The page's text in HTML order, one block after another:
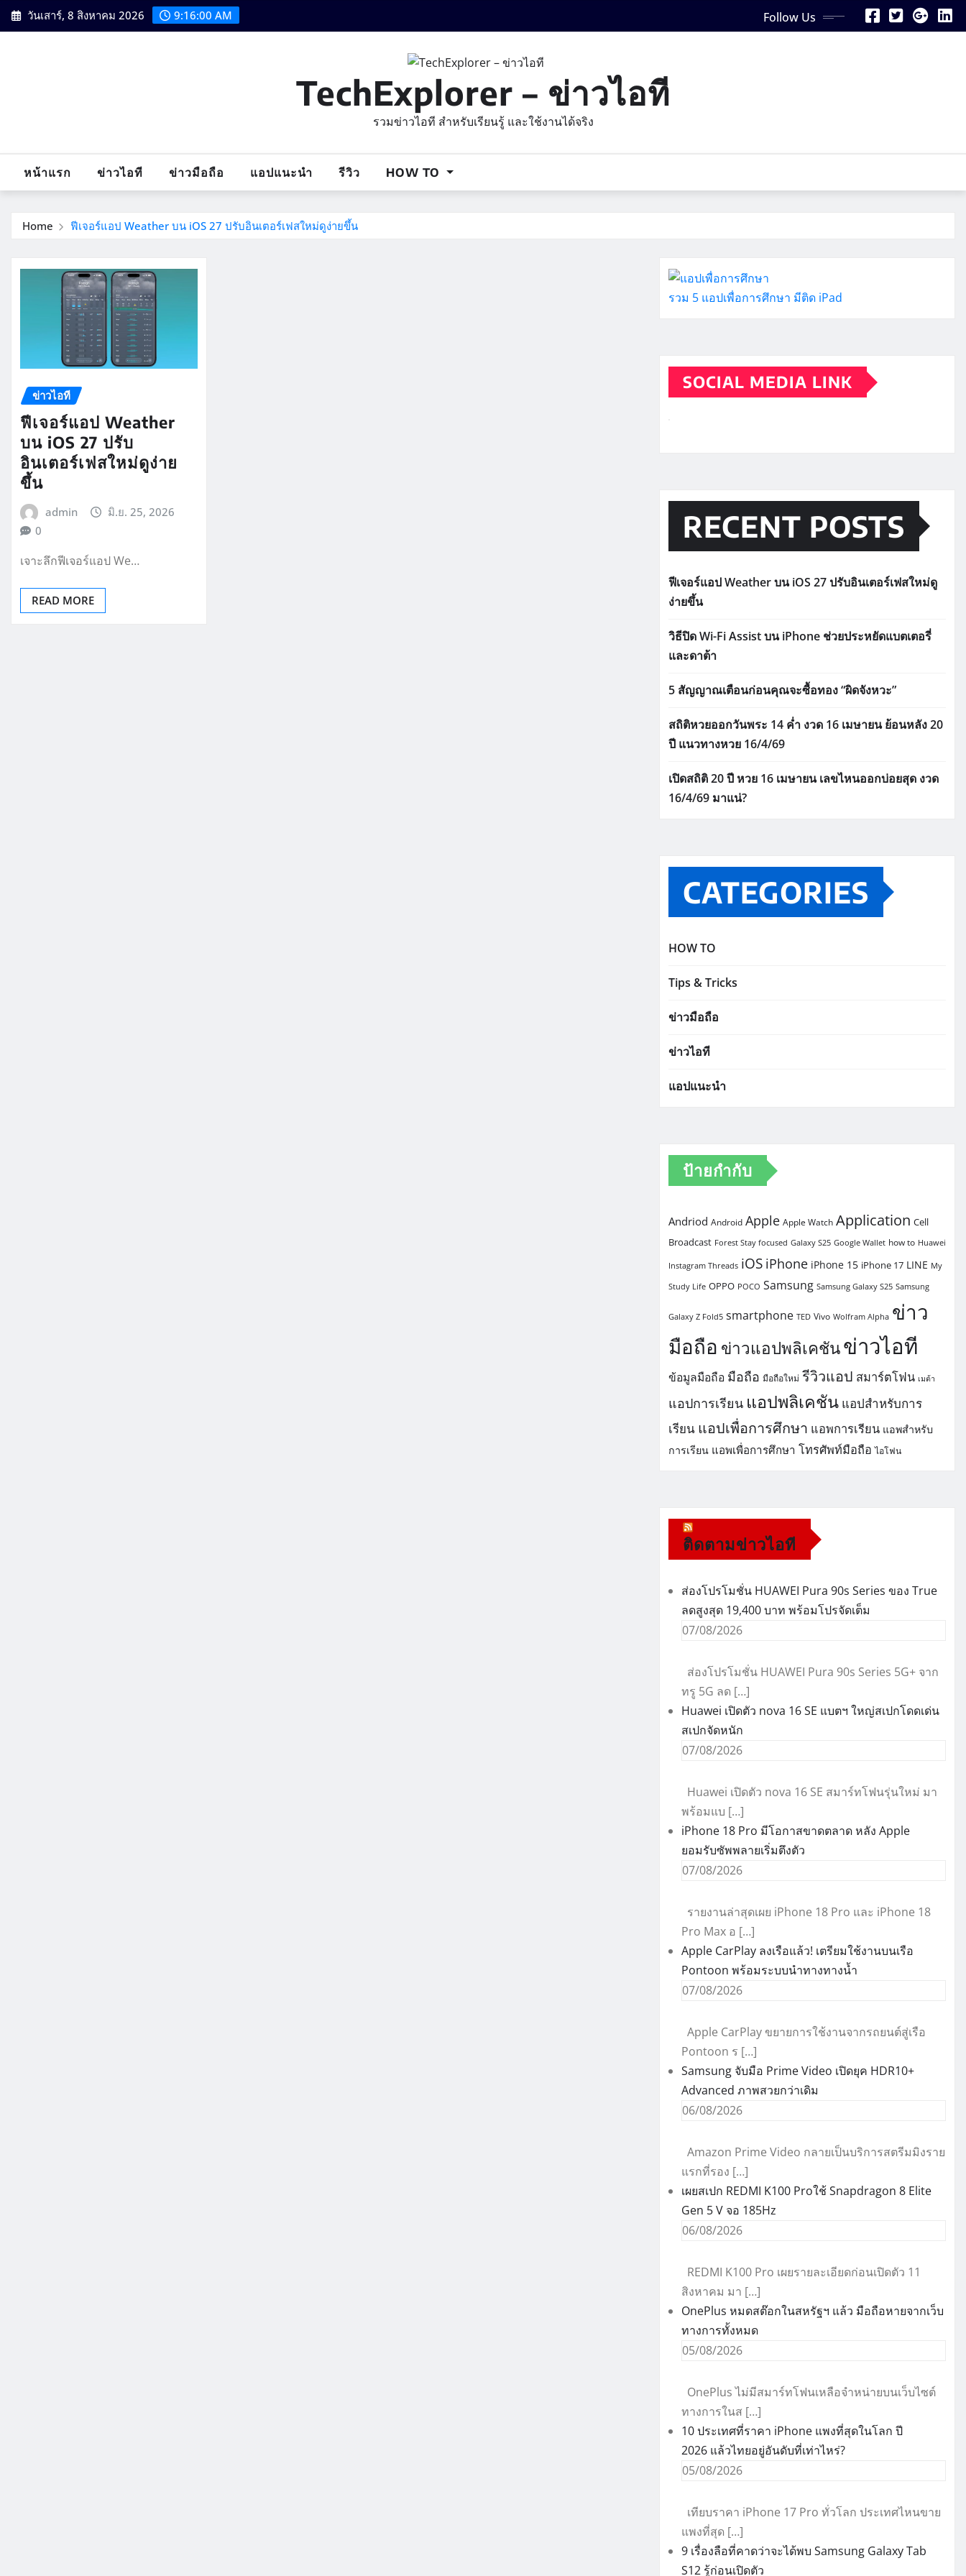
Skip
to
วันเสาร์, 8 สิงหาคม 2026 9:16:01 AM Follow Us
TechExplorer – ข่าวไอที
รวมข่าวไอที สำหรับเรียนรู้ และใช้งานได้จริง
หน้าแรก ข่าวไอที ข่าวมือถือ แอปแนะนำ รีวิว HOW TO
Home ฟีเจอร์แอป Weather บน iOS 27 ปรับอินเตอร์เฟสใหม่ดูง่ายขึ้น
ข่าวไอที
ฟีเจอร์แอป Weather
บน iOS 27 ปรับ
อินเตอร์เฟสใหม่ดูง่าย
ขึ้น
admin
มิ.ย. 25, 2026
0
เจาะลึกฟีเจอร์แอป We…
READ MORE
รวม 5 แอปเพื่อการศึกษา มีติด iPad
SOCIAL MEDIA LINK
RECENT POSTS
ฟีเจอร์แอป Weather บน iOS 27 ปรับอินเตอร์เฟสใหม่ดู
ง่ายขึ้น
วิธีปิด Wi-Fi Assist บน iPhone ช่วยประหยัดแบตเตอรี่
และดาต้า
5 สัญญาณเตือนก่อนคุณจะซื้อทอง “ผิดจังหวะ”
สถิติหวยออกวันพระ 14 ค่ำ งวด 16 เมษายน ย้อนหลัง 20
ปี แนวทางหวย 16/4/69
เปิดสถิติ 20 ปี หวย 16 เมษายน เลขไหนออกบ่อยสุด งวด
16/4/69 มาแน่?
CATEGORIES
HOW TO
Tips & Tricks
ข่าวมือถือ
ข่าวไอที
แอปแนะนำ
ป้ายกำกับ
Andriod Android Apple Apple Watch Application Cell
Broadcast Forest Stay focused Galaxy S25 Google Wallet how to Huawei
Instagram Threads iOS iPhone iPhone 15 iPhone 17 LINE My
Study Life OPPO POCO Samsung Samsung Galaxy S25 Samsung
Galaxy Z Fold5 smartphone TED Vivo Wolfram Alpha ข่าว
มือถือ ข่าวแอปพลิเคชันข่าวไอที
ข้อมูลมือถือ มือถือ มือถือใหม่ รีวิวแอป สมาร์ตโฟน เมต้า
แอปการเรียน แอปพลิเคชัน แอปสำหรับการ
เรียน แอปเพื่อการศึกษา แอพการเรียน แอพสำหรับ
การเรียน แอพเพื่อการศึกษา โทรศัพท์มือถือ ไอโฟน
ติดตามข่าวไอที
ส่องโปรโมชั่น HUAWEI Pura 90s Series ของ True
ลดสูงสุด 19,400 บาท พร้อมโปรจัดเต็ม
07/08/2026
ส่องโปรโมชั่น HUAWEI Pura 90s Series 5G+ จาก
ทรู 5G ลด […]
Huawei เปิดตัว nova 16 SE แบตฯ ใหญ่สเปกโดดเด่น
สเปกจัดหนัก
07/08/2026
Huawei เปิดตัว nova 16 SE สมาร์ทโฟนรุ่นใหม่ มา
พร้อมแบ […]
iPhone 18 Pro มีโอกาสขาดตลาด หลัง Apple
ยอมรับซัพพลายเริ่มตึงตัว
07/08/2026
รายงานล่าสุดเผย iPhone 18 Pro และ iPhone 18
Pro Max อ […]
Apple CarPlay ลงเรือแล้ว! เตรียมใช้งานบนเรือ
Pontoon พร้อมระบบนำทางทางน้ำ
07/08/2026
Apple CarPlay ขยายการใช้งานจากรถยนต์สู่เรือ
Pontoon ร […]
Samsung จับมือ Prime Video เปิดยุค HDR10+
Advanced ภาพสวยกว่าเดิม
06/08/2026
Amazon Prime Video กลายเป็นบริการสตรีมมิงราย
แรกที่รอง […]
เผยสเปก REDMI K100 Proใช้ Snapdragon 8 Elite
Gen 5 V จอ 185Hz
06/08/2026
REDMI K100 Pro เผยรายละเอียดก่อนเปิดตัว 11
สิงหาคม มา […]
OnePlus หมดสต๊อกในสหรัฐฯ แล้ว มือถือหายจากเว็บ
ทางการทั้งหมด
05/08/2026
OnePlus ไม่มีสมาร์ทโฟนเหลือจำหน่ายบนเว็บไซต์
ทางการในส […]
10 ประเทศที่ราคา iPhone แพงที่สุดในโลก ปี
2026 แล้วไทยอยู่อันดับที่เท่าไหร่?
05/08/2026
เทียบราคา iPhone 17 Pro ทั่วโลก ประเทศไหนขาย
แพงที่สุด […]
9 เรื่องลือที่คาดว่าจะได้พบ Samsung Galaxy Tab
S12 รู้ก่อนเปิดตัว